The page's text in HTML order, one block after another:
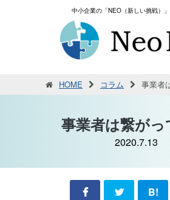
中小企業の「NEO（新しい挑戦）
HOME コラム 事業者
事業者は繋がっ
2020.7.13
B!